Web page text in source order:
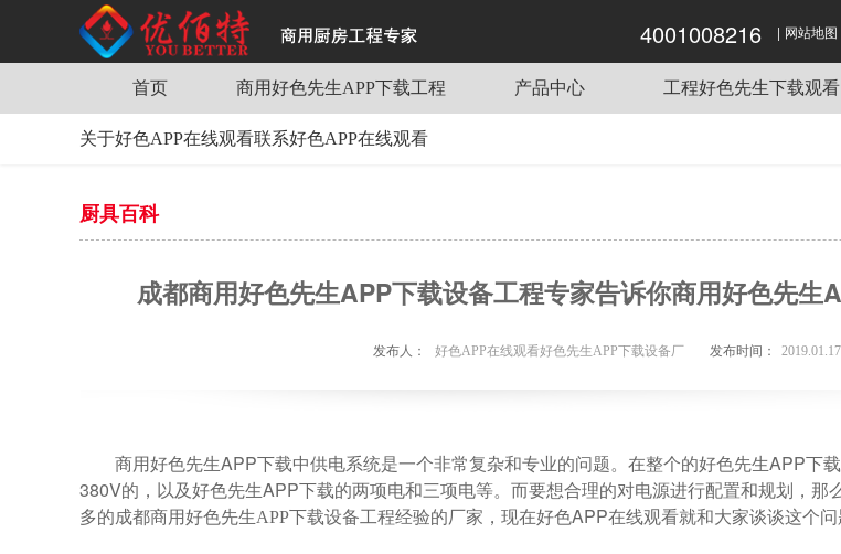
好色APP在线观看,好色先生APP下载,好色先生视频网站,好色先生下载观看
4001008216 | 网站地图
首页 商用好色先生APP下载工程
学校好色先生APP下载工程
产品中心
制冷设备
调理设备
工程好色先生下载观看
关于好色APP在线观看
总经理致辞
企业文化
联系好色APP在线观看
厨具百科
成都商用好色先生APP下载设备工程专家告诉你商用好色先生
发布人： 好色APP在线观看好色先生APP下载设备厂 发布时间： 2019.01.17
商用好色先生APP下载中供电系统是一个非常复杂和专业的问题。在整个的好色先生APP下
380V的，以及好色先生APP下载的两项电和三项电等。而要想合理的对电源进行配置和规划，
多的成都商用好色先生APP下载设备工程经验的厂家，现在好色APP在线观看就和大家谈谈这个问题